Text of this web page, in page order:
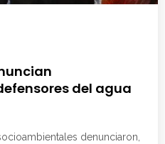
del agua
denunciaron,